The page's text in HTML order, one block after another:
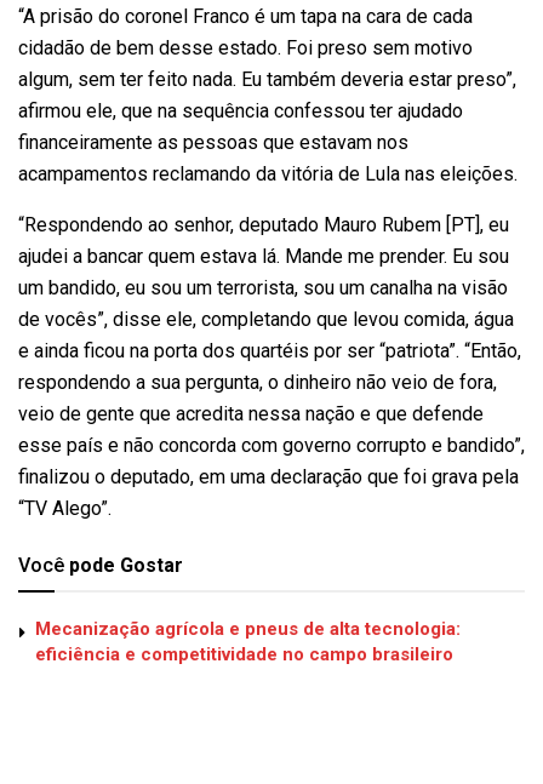
“A prisão do coronel Franco é um tapa na cara de cada
cidadão de bem desse estado. Foi preso sem motivo
algum, sem ter feito nada. Eu também deveria estar preso”,
afirmou ele, que na sequência confessou ter ajudado
financeiramente as pessoas que estavam nos
acampamentos reclamando da vitória de Lula nas eleições.
“Respondendo ao senhor, deputado Mauro Rubem [PT], eu
ajudei a bancar quem estava lá. Mande me prender. Eu sou
um bandido, eu sou um terrorista, sou um canalha na visão
de vocês”, disse ele, completando que levou comida, água
e ainda ficou na porta dos quartéis por ser “patriota”. “Então,
respondendo a sua pergunta, o dinheiro não veio de fora,
veio de gente que acredita nessa nação e que defende
esse país e não concorda com governo corrupto e bandido”,
finalizou o deputado, em uma declaração que foi grava pela
“TV Alego”.
Você pode Gostar
Mecanização agrícola e pneus de alta tecnologia:
eficiência e competitividade no campo brasileiro